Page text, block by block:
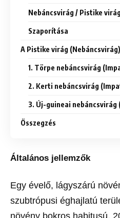
Nebáncsvirág / Pistike
Szaporítása
A Pistike virág
1. Törpe nebáncsvirág
2. Kerti nebáncsvirág
3. Új-guineai nebáncsvirág
Összegzés
Általános jellemzők
Egy évelő, lágyszárú
szubtrópusi éghajlatú